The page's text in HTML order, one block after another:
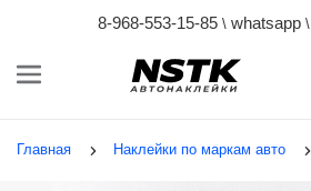
8-968-553-15-85 \ whatsapp\
Главная Наклейки по маркам авто